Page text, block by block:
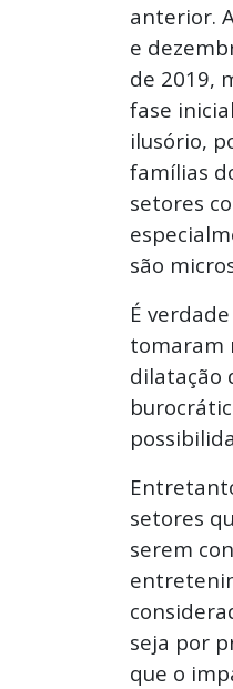
anterior.
e
de 2019,
fase
ilusório,
famílias
setores
são
É
tomaram
dilatação
setores
serem
seja por
que o